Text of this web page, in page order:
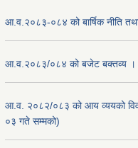
आ.व.२०८३-०८४ को बार्षिक नीति
आ.व.२०८३/०८४ को बजेट बक्तव्य ।
आ.व. २०८२/०८३ को आय व्ययको
०३ गते सम्मको)